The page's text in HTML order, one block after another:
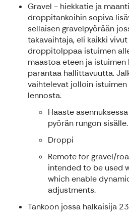
Gravel - hiekkatie ja
droppitankoihin sopiva
sellaisen gravelpyörään
takavaihtaja, eli kaikki
droppitolppaa istuimen
maastoa eteen ja
parantaa hallittavuutta.
vaihtelevat jolloin
lennosta.
Haaste
pyörän rungon sisälle.
Droppi
Remote for gravel/
intended to be used
which enable
adjustments.
Tankoon jossa halkaisija